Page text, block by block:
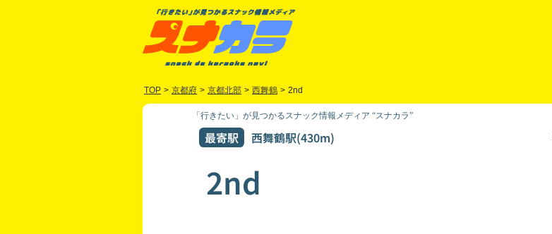
TOP > 京都府 > 京都北部 > 西舞鶴 > 2nd
「行きたい」が見つかるスナック情報メディア “スナカラ”
最寄駅 西舞鶴駅(430m)
2nd